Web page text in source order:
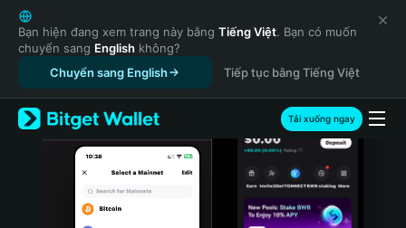
English
日本語
Tiếng Việt
Русский
Español (Latinoamérica)
Türkçe
Italiano
Bạn hiện đang xem trang này bằng Tiếng Việt. Bạn có muốn
chuyển sang English không?
Chuyển sang English
Tiếp tục bằng Tiếng Việt
Tải xuống ngay